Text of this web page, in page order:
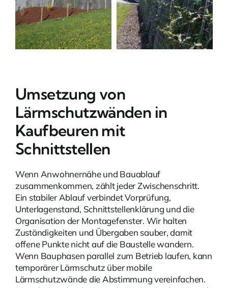
Umsetzung von
Lärmschutzwänden in
Kaufbeuren mit
Schnittstellen
Wenn Anwohnernähe und Bauablauf
zusammenkommen, zählt jeder Zwischenschritt.
Ein stabiler Ablauf verbindet Vorprüfung,
Unterlagenstand, Schnittstellenklärung und die
Organisation der Montagefenster. Wir halten
Zuständigkeiten und Übergaben sauber, damit
offene Punkte nicht auf die Baustelle wandern.
Wenn Bauphasen parallel zum Betrieb laufen, kann
temporärer Lärmschutz über mobile
Lärmschutzwände die Abstimmung vereinfachen.